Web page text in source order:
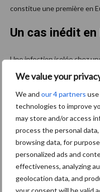
We value your
We and our 4 partners
technologies to improve
may store and/or access
process the personal
browsing data, for
personalized ads and
effectiveness, analyzing
geolocation data, and
your consent will be valid
constitue une première en
Un cas inédit en
Une infection isolée chez
priorité des autorités reste
laisse penser à une
exploitations. Le risque
considéré comme très
isolé, sans transmission
Sources :Rijksoverheid